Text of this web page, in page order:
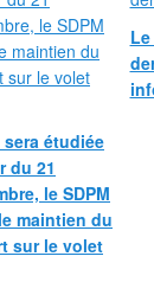
étudiée
du 21
le SDPM
maintien du
sur le volet